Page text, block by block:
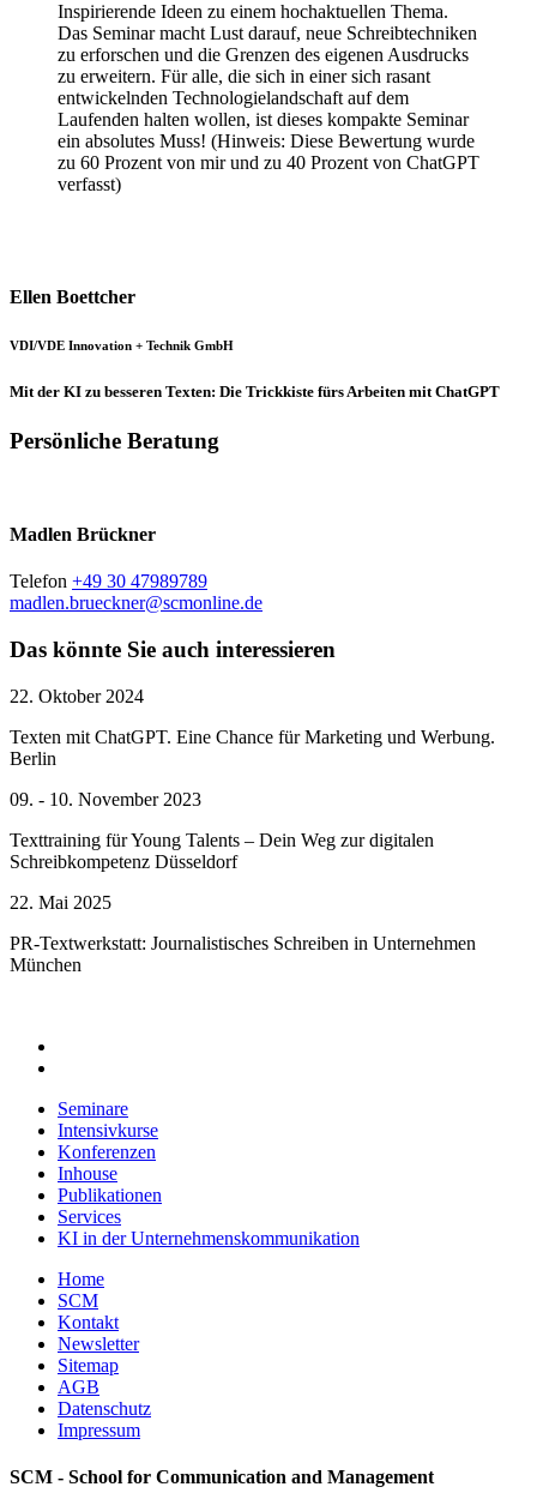
Inspirierende Ideen zu einem hochaktuellen Thema.
Das Seminar macht Lust darauf, neue Schreibtechniken
zu erforschen und die Grenzen des eigenen Ausdrucks
zu erweitern. Für alle, die sich in einer sich rasant
entwickelnden Technologielandschaft auf dem
Laufenden halten wollen, ist dieses kompakte Seminar
ein absolutes Muss! (Hinweis: Diese Bewertung wurde
zu 60 Prozent von mir und zu 40 Prozent von ChatGPT
verfasst)
Ellen Boettcher
VDI/VDE Innovation + Technik GmbH
Mit der KI zu besseren Texten: Die Trickkiste fürs Arbeiten mit ChatGPT
Persönliche Beratung
Madlen Brückner
Telefon +49 30 47989789
madlen.brueckner@scmonline.de
Das könnte Sie auch interessieren
22. Oktober 2024
Texten mit ChatGPT. Eine Chance für Marketing und Werbung.
Berlin
09. - 10. November 2023
Texttraining für Young Talents – Dein Weg zur digitalen
Schreibkompetenz Düsseldorf
22. Mai 2025
PR-Textwerkstatt: Journalistisches Schreiben in Unternehmen
München
Seminare
Intensivkurse
Konferenzen
Inhouse
Publikationen
Services
KI in der Unternehmenskommunikation
Home
SCM
Kontakt
Newsletter
Sitemap
AGB
Datenschutz
Impressum
SCM - School for Communication and Management